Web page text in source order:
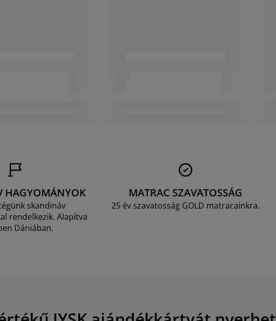
HAGYOMÁNYOK
skandináv
rendelkezik. Alapítva
Dániában.
MATRAC SZAVATOSSÁG
25 év szavatosság GOLD matracainkra.